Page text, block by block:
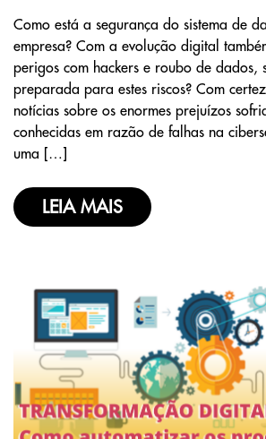
Como está a segurança do sistema de
empresa? Com a evolução digital
perigos com hackers e roubo de dados,
preparada para estes riscos? Com
notícias sobre os enormes prejuízos
conhecidas em razão de falhas na
uma […]
LEIA MAIS